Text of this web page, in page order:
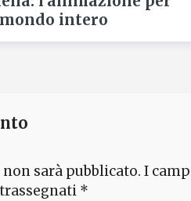
intero
sarà pubblicato. I
*